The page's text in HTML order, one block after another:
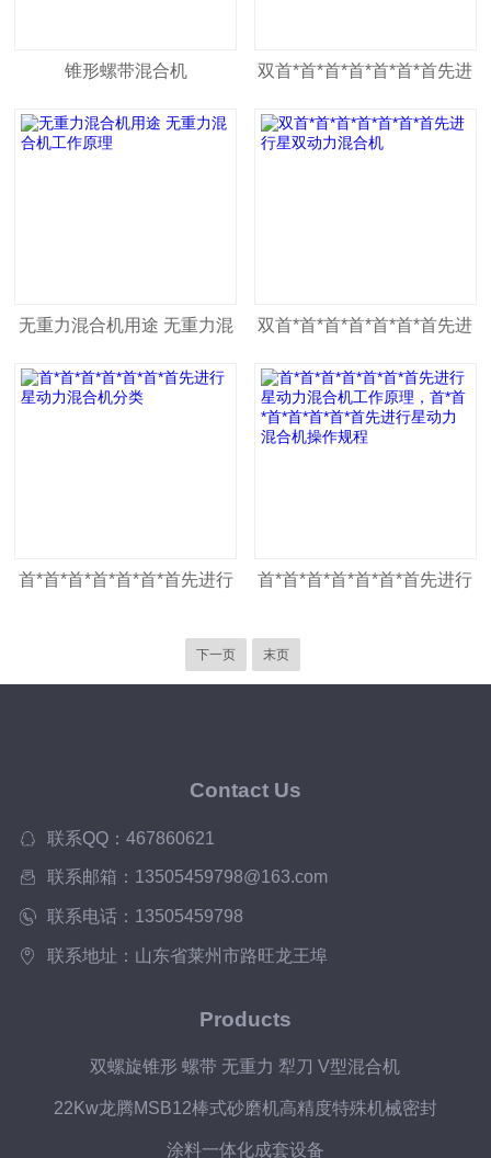
锥形螺带混合机 双首*首*首*首*首*首*首先进
行星动力混合机原理
无重力混合机用途 无重力混
合机工作原理
双首*首*首*首*首*首*首先进
行星双动力混合机
首*首*首*首*首*首*首先进行 首*首*首*首*首*首*首先进行
首*首*首*首*首*首先进行星
下一页 末页
Contact Us
联系QQ：467860621
联系邮箱：13505459798@163.com
联系电话：13505459798
联系地址：山东省莱州市路旺龙王埠
Products
双螺旋锥形 螺带 无重力 犁刀 V型混合机
22Kw龙腾MSB12棒式砂磨机高精度特殊机械密封
涂料一体化成套设备